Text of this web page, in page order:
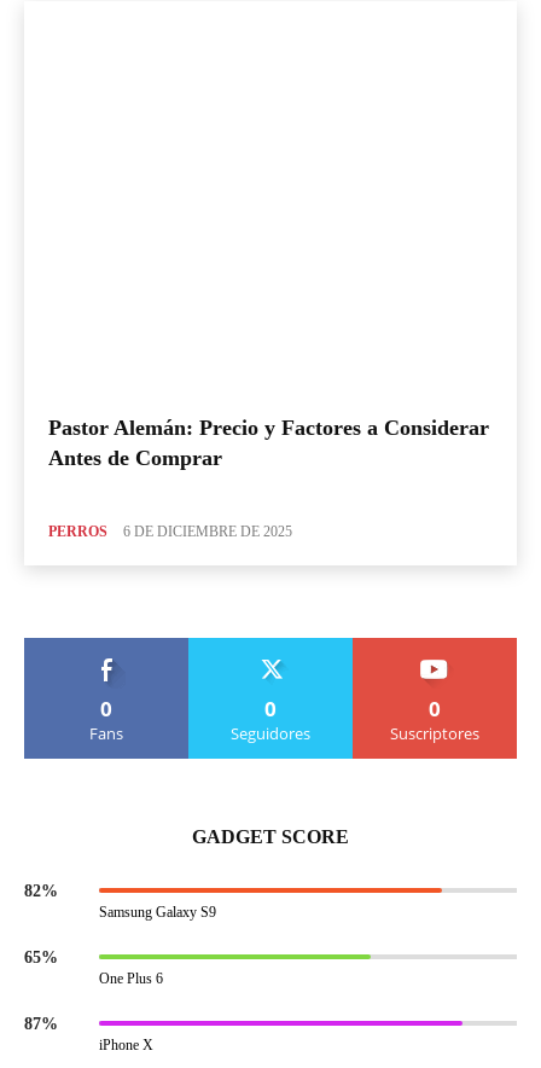
Pastor Alemán: Precio y Factores a Considerar
Antes de Comprar
PERROS 6 DE DICIEMBRE DE 2025
0
Fans
0
Seguidores
0
Suscriptores
GADGET SCORE
82%
Samsung Galaxy S9
65%
One Plus 6
87%
iPhone X